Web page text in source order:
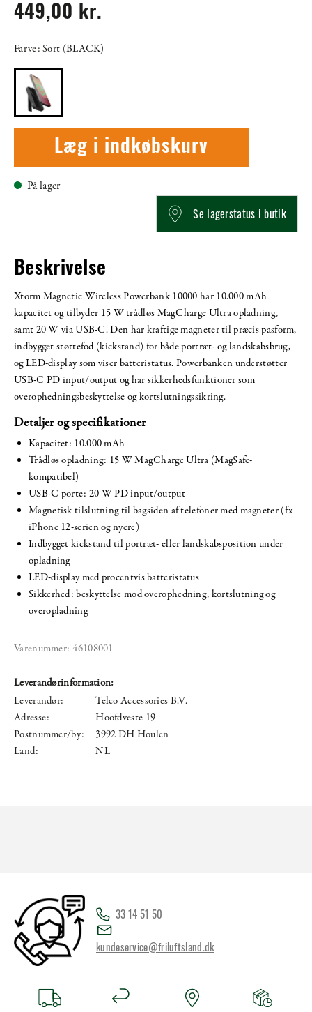
449,00 kr.
Farve: Sort (BLACK)
Læg i indkøbskurv
På lager
Se lagerstatus i butik
Beskrivelse
Xtorm Magnetic Wireless Powerbank 10000 har 10.000 mAh
kapacitet og tilbyder 15 W trådløs MagCharge Ultra opladning,
samt 20 W via USB-C. Den har kraftige magneter til præcis pasform,
indbygget støttefod (kickstand) for både portræt- og landskabsbrug,
og LED-display som viser batteristatus. Powerbanken understøtter
USB-C PD input/output og har sikkerhedsfunktioner som
overophedningsbeskyttelse og kortslutningssikring.
Detaljer og specifikationer
Kapacitet: 10.000 mAh
Trådløs opladning: 15 W MagCharge Ultra (MagSafe-
kompatibel)
USB-C porte: 20 W PD input/output
Magnetisk tilslutning til bagsiden af telefoner med magneter (fx
iPhone 12-serien og nyere)
Indbygget kickstand til portræt- eller landskabsposition under
opladning
LED-display med procentvis batteristatus
Sikkerhed: beskyttelse mod overophedning, kortslutning og
overopladning
Varenummer: 46108001
Leverandørinformation:
Leverandør:
Telco Accessories B.V.
Adresse:
Hoofdveste 19
Postnummer/by:
3992 DH Houlen
Land:
NL
33 14 51 50
kundeservice@friluftsland.dk